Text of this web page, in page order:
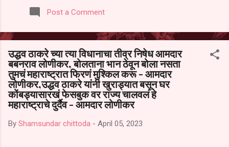
पालकांना देण्यात आली नसल्याने मोठ्या संख्येने पालक बैठकीस उपस्थित राहू शकले
नाहीत. तसेच सर्व पालकांना विश्वासात न घेता निवड प्रक्रिया पूर्ण करण्यात
करण्यात यावी आणि सर्व पालकांच्या उपस्थितीत मतदान पद्धतीने शालेय समितीची
फेरनिवडणूक घेण्यात यावी, अशी मागणी पालकांनी केली आहे. या निवेदनाच्या प्रती
जिल्हा शिक्षण अधिकारी (प्राथमिक), जालना तसेच तालुका शिक्षण अधिकारी,
परतूर यांनाही पाठविण्यात आल्या असून प्रशासन याबाबत काय निर्णय घेते, याकडे
पालकांचे लक्ष लागले आहे. या न...
Post a Comment
उद्धव ठाकरे च्या त्या विधानाचा तीव्र निषेध आमदार
बबनराव लोणीकर, बोलताना भान ठेवून बोला नसता
तुमचं महाराष्ट्रात फिरणं मुश्किल करू - आमदार
लोणीकर,उद्धव ठाकरे यांनी खुराड्यात बसून घर
कोंबड्यासारखं फेसबुक वर राज्य चालवलं हे
महाराष्ट्राचे दुर्दैव - आमदार लोणीकर
By Shamsundar chittoda - April 05, 2023